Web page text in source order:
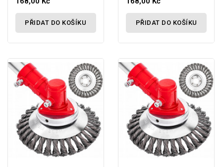
PŘIDAT DO KOŠÍKU PŘIDAT DO KOŠÍKU